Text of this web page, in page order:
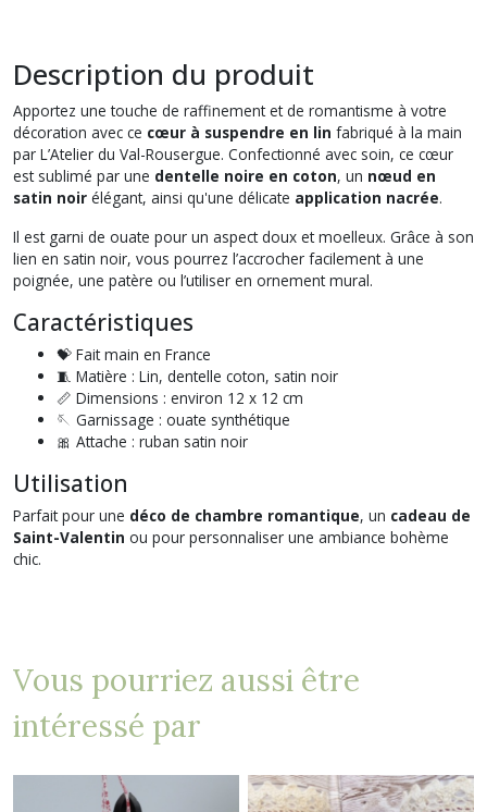
Description du produit
Apportez une touche de raffinement et de romantisme à votre
décoration avec ce cœur à suspendre en lin fabriqué à la main
par L’Atelier du Val-Rousergue. Confectionné avec soin, ce cœur
est sublimé par une dentelle noire en coton, un nœud en
satin noir élégant, ainsi qu'une délicate application nacrée.
Il est garni de ouate pour un aspect doux et moelleux. Grâce à son
lien en satin noir, vous pourrez l’accrocher facilement à une
poignée, une patère ou l’utiliser en ornement mural.
Caractéristiques
💝 Fait main en France
🧵 Matière : Lin, dentelle coton, satin noir
📏 Dimensions : environ 12 x 12 cm
🪡 Garnissage : ouate synthétique
🎀 Attache : ruban satin noir
Utilisation
Parfait pour une déco de chambre romantique, un cadeau de
Saint-Valentin ou pour personnaliser une ambiance bohème
chic.
Vous pourriez aussi être
intéressé par